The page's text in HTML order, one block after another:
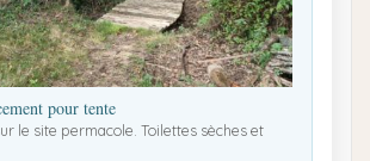
pour tente
le site permacole. Toilettes sèches et